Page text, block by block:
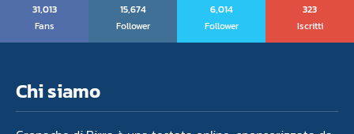
31,013
Fans
15,674
Follower
6,014
Follower
323
Iscritti
Chi siamo